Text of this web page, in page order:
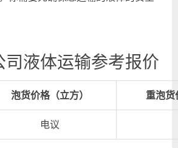
司液体运输参考报价
泡货价格（立方） 重泡货
电议